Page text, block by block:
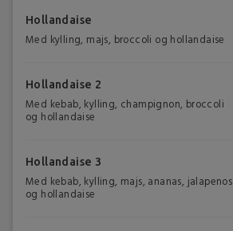
Hollandaise
Med kylling, majs, broccoli og hollandaise
Hollandaise 2
Med kebab, kylling, champignon, broccoli
og hollandaise
Hollandaise 3
Med kebab, kylling, majs, ananas, jalapenos
og hollandaise